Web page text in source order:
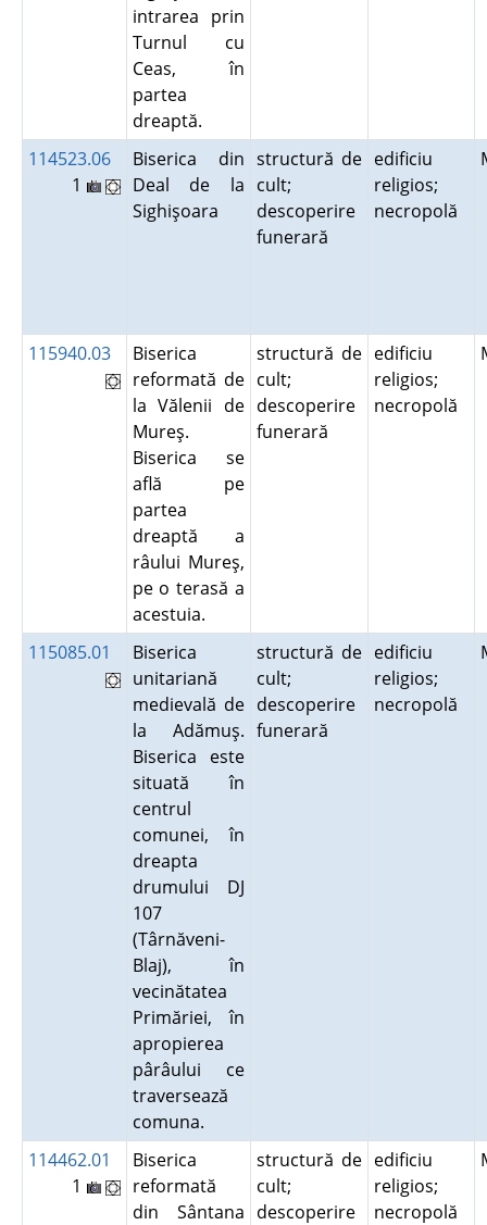
intrarea prin
Turnul cu
Ceas, în
partea
dreaptă.
114523.06
1
Biserica din
Deal de la
Sighişoara
structură de
cult;
descoperire
funerară
edificiu
religios;
necropolă
115940.03
Biserica
reformată de
la Vălenii de
Mureş.
Biserica se
află pe
partea
dreaptă a
râului Mureş,
pe o terasă a
acestuia.
structură de
cult;
descoperire
funerară
edificiu
religios;
necropolă
115085.01
Biserica
unitariană
medievală de
la Adămuş.
Biserica este
situată în
centrul
comunei, în
dreapta
drumului DJ
107
(Târnăveni-
Blaj), în
vecinătatea
Primăriei, în
apropierea
pârâului ce
traversează
comuna.
structură de
cult;
descoperire
funerară
edificiu
religios;
necropolă
114462.01
1
Biserica
reformată
din Sântana
structură de
cult;
descoperire
edificiu
religios;
necropolă